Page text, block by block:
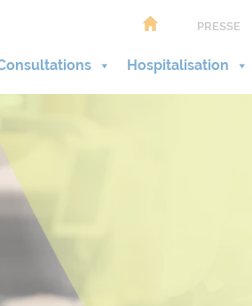
PRESSE
Hospitalisation